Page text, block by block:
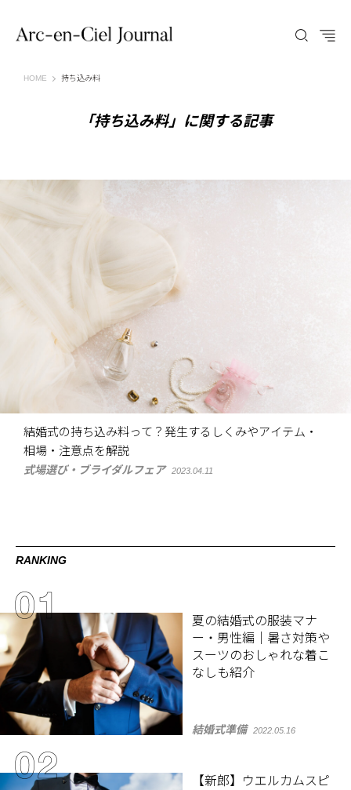
HOME Arc-en-Ciel Journal（アルカンシエル ジャーナル）
持ち込み料
「持ち込み料」に関する記事
結婚式の持ち込み料って？発生するしくみやアイテム・
相場・注意点を解説
式場選び・ブライダルフェア 2023.04.11
RANKING
夏の結婚式の服装マナ
ー・男性編｜暑さ対策や
スーツのおしゃれな着こ
なしも紹介
結婚式準備 2022.05.16
【新郎】ウエルカムスピ